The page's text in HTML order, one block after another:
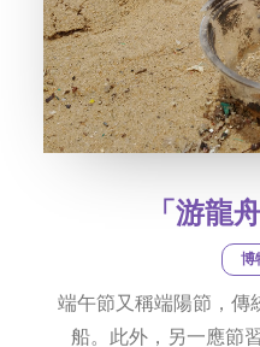
「游龍
博
端午節又稱端陽節，傳
船。此外，另一應節